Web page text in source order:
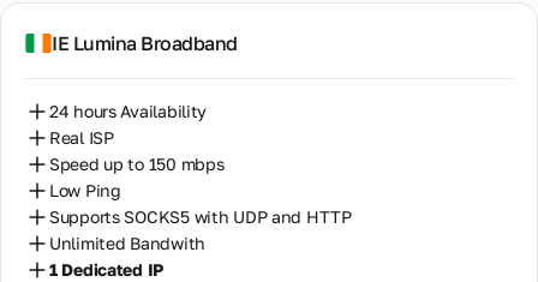
IE Lumina Broadband
24 hours Availability
Real ISP
Speed up to 150 mbps
Low Ping
Supports SOCKS5 with UDP and HTTP
Unlimited Bandwith
1 Dedicated IP